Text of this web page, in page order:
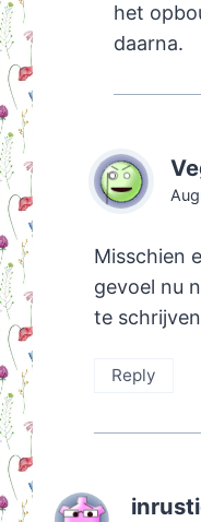
het
daarna.
Misschien
gevoel nu
te
Reply